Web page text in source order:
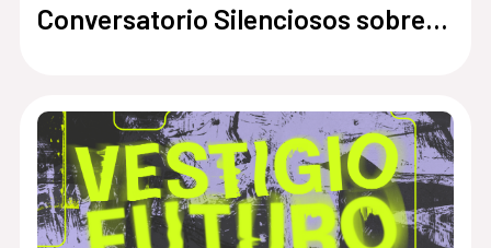
Conversatorio Silenciosos sobre